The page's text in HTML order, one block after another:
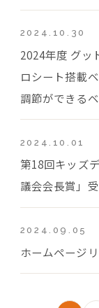
2024.10.30
2024年度 グ
ロシート搭載
調節ができる
2024.10.01
第18回キッズ
議会会長賞」
2024.09.05
ホームページ